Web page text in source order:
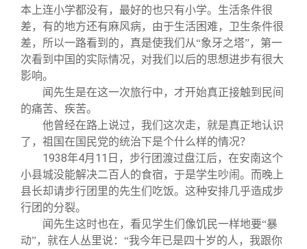
本上连小学都没有，最好的也只有小学。生活条件很
差，有的地方还有麻风病，由于生活困难，卫生条件很
差，所以一路看到的，真是使我们从“象牙之塔”，第一
次看到中国的实际情况，对我们以后的思想进步有很大
影响。
闻先生是在这一次旅行中，才开始真正接触到民间
的痛苦、疾苦。
他曾经在路上说过，我们这次走，就是真正地认识
了，祖国在国民党的统治下是个什么样的情况？
1938年4月 11 日，步行团渡过盘江后，在安南这个
小县城没能解决二百人的食宿，于是学生吵闹。而晚上
县长却请步行团里的先生们吃饭。这种安排几乎造成步
行团的分裂。
闻先生这时也在，看见学生们像饥民一样地要“暴
动”，就在人丛里说：“我今年已是四十岁的人，我跟你